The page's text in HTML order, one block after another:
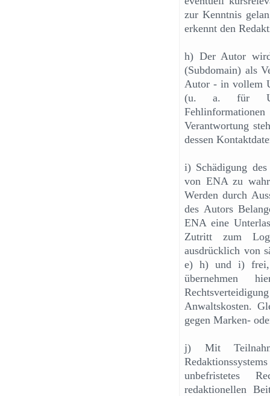
zur Kenntnis
erkennt den
h) Der Autor wird
(Subdomain) als
Autor - in vollem
(u. a. für
Verantwortung
dessen
i) Schädigung
von ENA zu
Werden durch
des Autors
ENA eine
Zutritt zum
ausdrücklich von
e) h) und i) frei,
übernehmen
Anwaltskosten.
gegen Marken-
j) Mit
unbefristetes
redaktionellen